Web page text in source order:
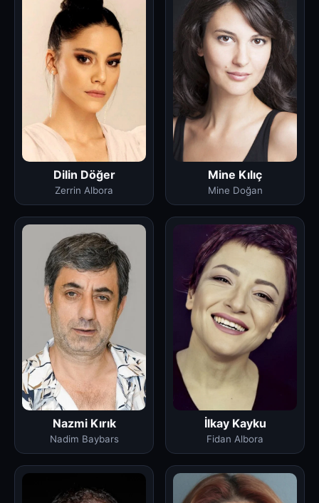
Dilin Döğer
Zerrin Albora
Mine Kılıç
Mine Doğan
Nazmi Kırık
Nadim Baybars
İlkay Kayku
Fidan Albora